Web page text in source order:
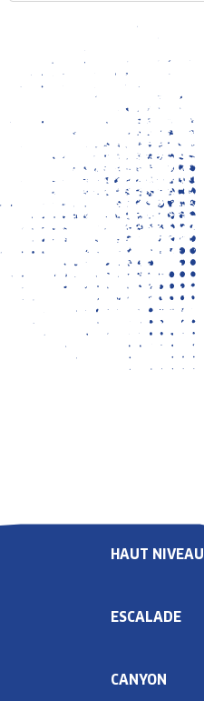
HAUT NIVEAU
ESCALADE
CANYON